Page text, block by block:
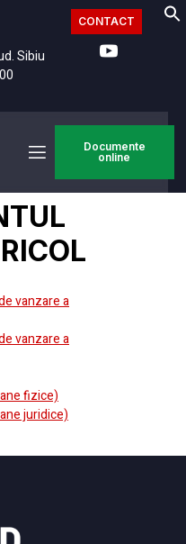
Sibiu
CONTACT
Documente
online
vanzare a
vanzare a
fizice)
juridice)